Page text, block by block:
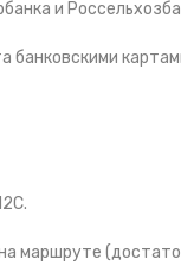
и
банковскими
маршруте